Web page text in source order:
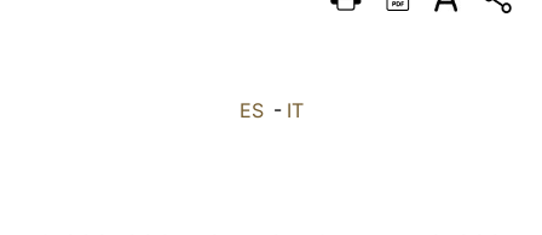
DEUTSCH
ES- IT